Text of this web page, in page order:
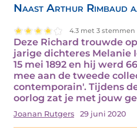
Naast Arthur Rimbaud
4.3 met 3 stemmen
Deze Richard trouwde
jarige dichteres Melanie
15 mei 1892 en hij werd
mee aan de tweede
contemporain'. Tijdens
oorlog zat je met jouw
Joanan Rutgers 29 juni 2020